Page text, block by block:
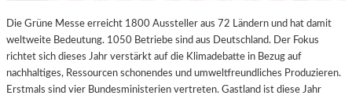
Die Grüne Messe erreicht 1800 Aussteller aus 72 Ländern und hat damit
weltweite Bedeutung. 1050 Betriebe sind aus Deutschland. Der Fokus
richtet sich dieses Jahr verstärkt auf die Klimadebatte in Bezug auf
nachhaltiges, Ressourcen schonendes und umweltfreundliches Produzieren.
Erstmals sind vier Bundesministerien vertreten. Gastland ist diese Jahr